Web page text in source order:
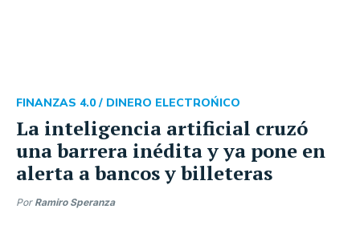
La inteligencia artificial cruzó
una barrera inédita y ya pone en
alerta a bancos y billeteras
FINANZAS 4.0 / DINERO ELECTROŃICO
Por Ramiro Speranza